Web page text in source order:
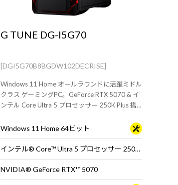
G TUNE DG-I5G70
[DGI5G70B8BGDW102DECRISE]
Windows 11 Home オールラウンドに活躍ミドル
クラス ゲーミングPC。GeForce RTX 5070 & イ
ンテル Core Ultra 5 プロセッサー 250K Plus 搭
す。
Windows 11 Home 64ビット
インテル® Core™ Ultra 5 プロセッサー 250K Plus ※65W動作
NVIDIA® GeForce RTX™ 5070